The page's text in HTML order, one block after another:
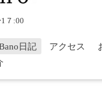
７:00
日記 アクセス